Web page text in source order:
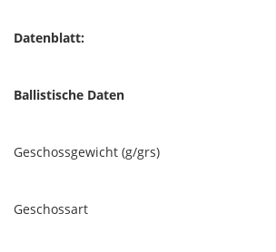
Datenblatt:
Ballistische Daten
Geschossgewicht (g/grs)
Geschossart